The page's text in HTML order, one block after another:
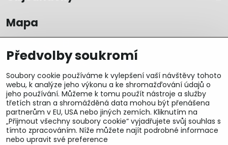
Mapa
Předvolby soukromí
Soubory cookie používáme k vylepšení vaší návštěvy tohoto
webu, k analýze jeho výkonu a ke shromažďování údajů o
jeho používání. Můžeme k tomu použít nástroje a služby
třetích stran a shromážděná data mohou být přenášena
partnerům v EU, USA nebo jiných zemích. Kliknutím na
„Přijmout všechny soubory cookie“ vyjadřujete svůj souhlas s
tímto zpracováním. Níže můžete najít podrobné informace
nebo upravit své preference